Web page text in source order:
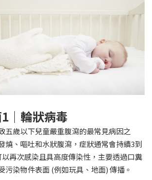
｜輪狀病毒
五歲以下兒童嚴重腹瀉的最常見病因之
燒、嘔吐和水狀腹瀉，症狀通常會持續3到
再次感染且具高度傳染性，主要透過口糞
污染物件表面 (例如玩具、地面) 傳播。